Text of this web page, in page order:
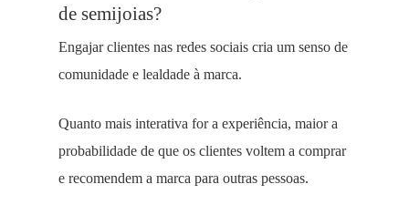
de semijoias?
Engajar clientes nas redes sociais cria um senso de
comunidade e lealdade à marca.
Quanto mais interativa for a experiência, maior a
probabilidade de que os clientes voltem a comprar
e recomendem a marca para outras pessoas.